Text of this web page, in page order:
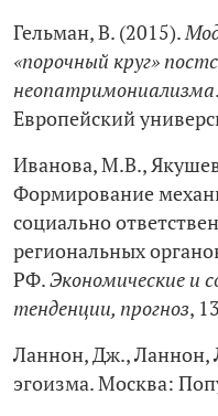
Гельман, В. (2015).
«порочный круг»
неопатримониализма
Европейский
Иванова, М.В.,
Формирование
социально
региональных
РФ.Экономические и
тенденции, прогноз,
Ланнон, Дж., Ланнон,
эгоизма. Москва: